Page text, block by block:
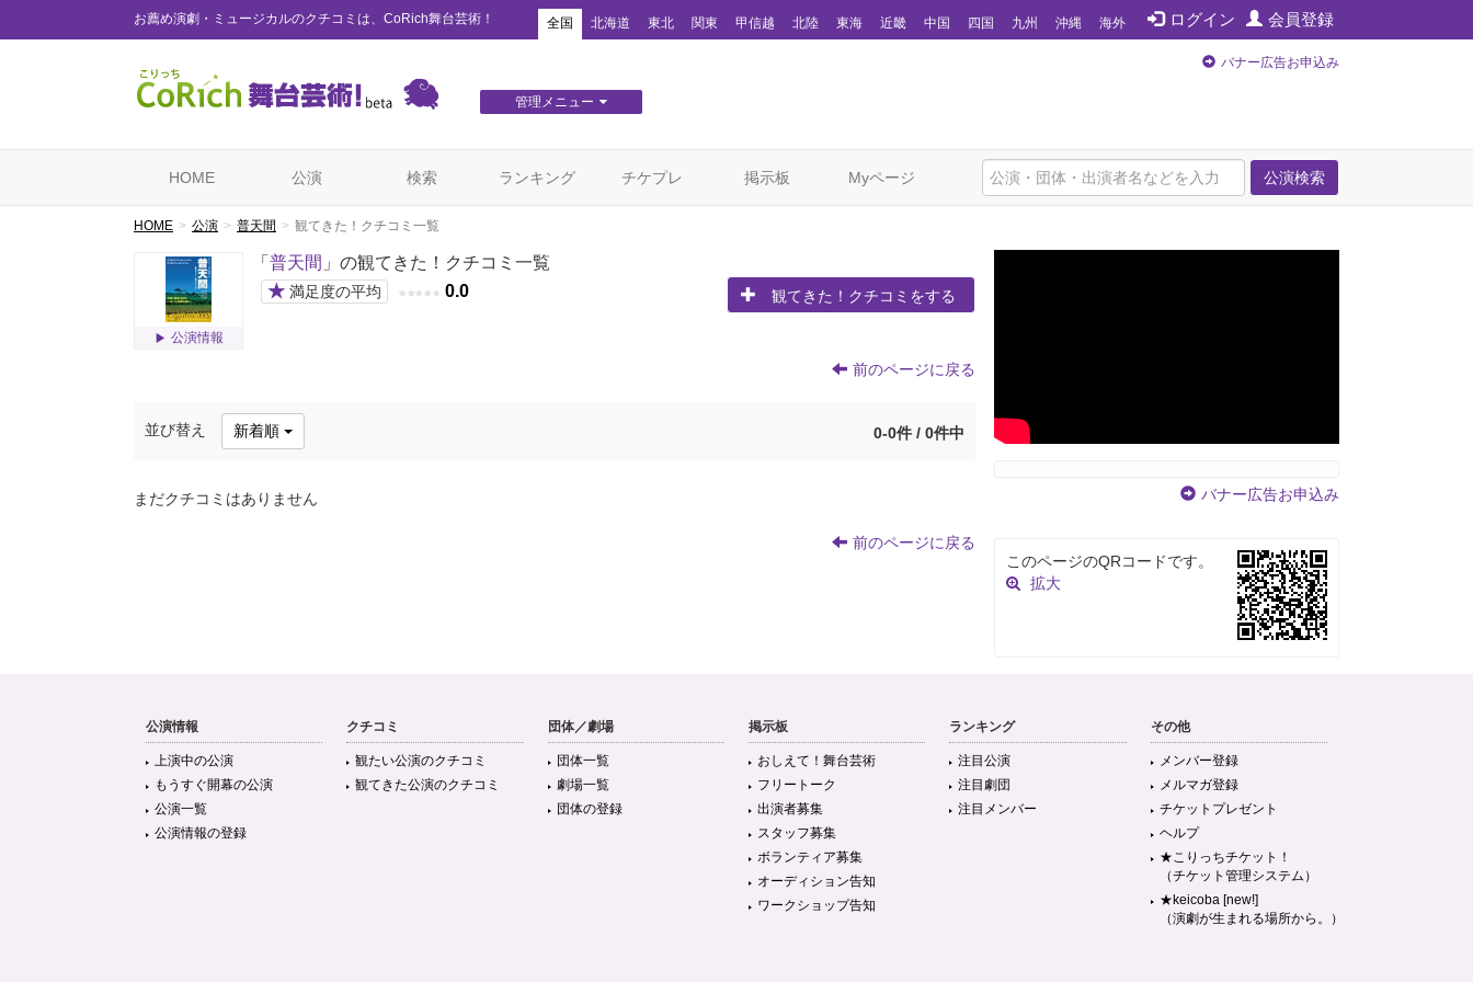
お薦め演劇・ミュージカルのクチコミは、CoRich舞台芸術！ ログイン 会員登録
全国 北海道 東北 関東 甲信越 北陸 東海 近畿 中国 四国 九州 沖縄 海外
管理メニュー
バナー広告お申込み
公演検索
HOME 公演 検索 ランキング チケプレ 掲示板 Myページ
HOME 公演 普天間 観てきた！クチコミ一覧
公演情報
「 普天間 」の観てきた！クチコミ一覧
★ 満足度の平均 ★ ★ ★ ★ ★ 0.0 観てきた！クチコミをする
前のページに戻る
並び替え 新着順 0-0件 / 0件中
まだクチコミはありません
前のページに戻る
バナー広告お申込み
このページのQRコードです。
拡大
公演情報
上演中の公演
もうすぐ開幕の公演
公演一覧
公演情報の登録
クチコミ
観たい公演のクチコミ
観てきた公演のクチコミ
団体／劇場
団体一覧
劇場一覧
団体の登録
掲示板
おしえて！舞台芸術
フリートーク
出演者募集
スタッフ募集
ボランティア募集
オーディション告知
ワークショップ告知
ランキング
注目公演
注目劇団
注目メンバー
その他
メンバー登録
メルマガ登録
チケットプレゼント
ヘルプ
★こりっちチケット！
（チケット管理システム）
★keicoba [new!]
（演劇が生まれる場所から。）